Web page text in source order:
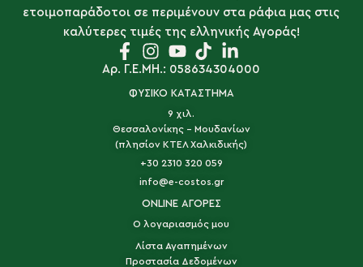
ετοιμοπαράδοτοι σε περιμένουν στα ράφια μας στις
καλύτερες τιμές της ελληνικής Αγοράς!
Αρ. Γ.Ε.ΜΗ.: 058634304000
ΦΥΣΙΚΟ ΚΑΤΑΣΤΗΜΑ
9 χιλ.
Θεσσαλονίκης - Μουδανίων
(πλησίον ΚΤΕΛ Χαλκιδικής)
+30 2310 320 059
info@e-costos.gr
ONLINE ΑΓΟΡΕΣ
Ο λογαριασμός μου
Λίστα Αγαπημένων
Προστασία Δεδομένων